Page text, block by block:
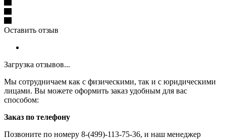
Оставить отзыв
Загрузка отзывов...
Мы сотрудничаем как с физическими, так и с юридическими
лицами. Вы можете оформить заказ удобным для вас
способом:
Заказ по телефону
Позвоните по номеру 8-(499)-113-75-36, и наш менеджер